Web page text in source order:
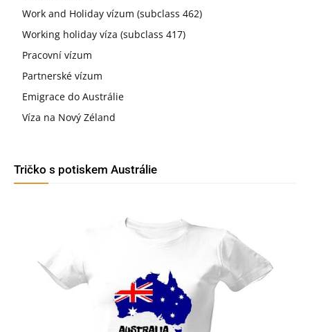
Work and Holiday vízum (subclass 462)
Working holiday víza (subclass 417)
Pracovní vízum
Partnerské vízum
Emigrace do Austrálie
Víza na Nový Zéland
Tričko s potiskem Austrálie